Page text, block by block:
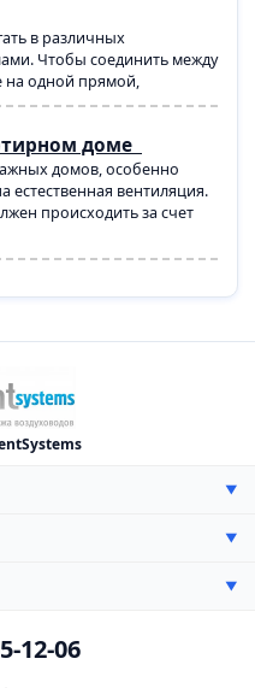
в различных
Чтобы соединить между
на одной прямой,
доме
домов, особенно
естественная вентиляция.
происходить за счет
▼
▼
▼
12-06